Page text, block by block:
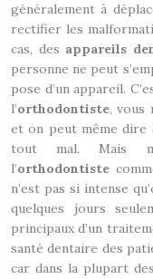
généralement à
rectifier les
cas, des appareils
personne ne peut
pose d’un appareil.
l’orthodontiste, vous
et on peut même dire
tout mal. Mais
l’orthodontiste
n’est pas si intense
quelques jours
principaux d’un
santé dentaire des
car dans la plupart